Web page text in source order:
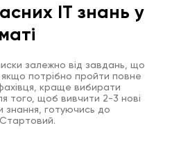
IT знань у
залежно від завдань, що
потрібно пройти повне
краще вибирати
того, щоб вивчити 2-3 нові
знання, готуючись до
Стартовий.